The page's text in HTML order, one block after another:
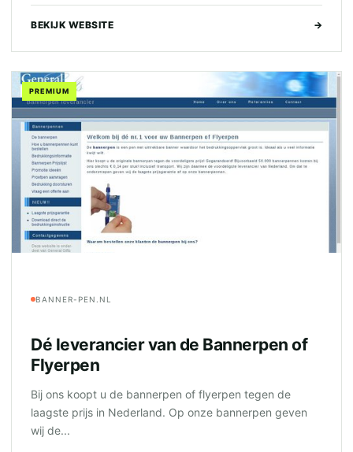
BEKIJK WEBSITE →
PREMIUM
BANNER-PEN.NL
Dé leverancier van de Bannerpen of
Flyerpen
Bij ons koopt u de bannerpen of flyerpen tegen de
laagste prijs in Nederland. Op onze bannerpen geven
wij de...